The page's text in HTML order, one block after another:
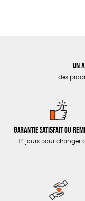
Un
des
Garantie satisfait ou
14 jours pour changer